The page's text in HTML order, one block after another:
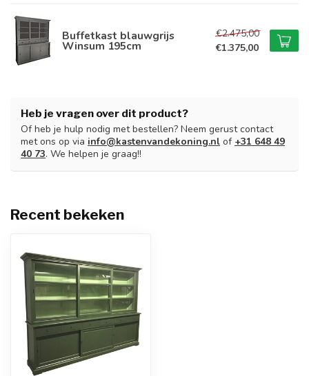
Buffetkast blauwgrijs
Winsum 195cm
€2.475,00
€1.375,00
Heb je vragen over dit product?
Of heb je hulp nodig met bestellen? Neem gerust contact
met ons op via info@kastenvandekoning.nl of +31 648 49
40 73. We helpen je graag!!
Recent bekeken